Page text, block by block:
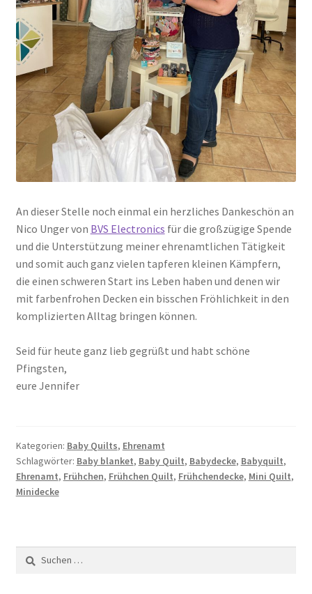
An dieser Stelle noch einmal ein herzliches Dankeschön an
Nico Unger von BVS Electronics für die großzügige Spende
und die Unterstützung meiner ehrenamtlichen Tätigkeit
und somit auch ganz vielen tapferen kleinen Kämpfern,
die einen schweren Start ins Leben haben und denen wir
mit farbenfrohen Decken ein bisschen Fröhlichkeit in den
komplizierten Alltag bringen können.
Seid für heute ganz lieb gegrüßt und habt schöne
Pfingsten,
eure Jennifer
Kategorien: Baby Quilts, Ehrenamt
Schlagwörter: Baby blanket, Baby Quilt, Babydecke, Babyquilt,
Ehrenamt, Frühchen, Frühchen Quilt, Frühchendecke, Mini Quilt,
Minidecke
Suchen
nach: